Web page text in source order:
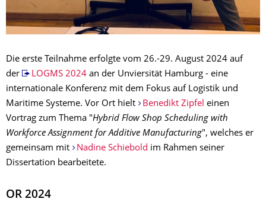
Die erste Teilnahme erfolgte vom 26.-29. August 2024 auf
der
LOGMS 2024an der Unviersität Hamburg - eine
internationale Konferenz mit dem Fokus auf Logistik und
Maritime Systeme. Vor Ort hielt
Benedikt Zipfel einen
Vortrag zum Thema "Hybrid Flow Shop Scheduling with
Workforce Assignment for Additive Manufacturing", welches er
gemeinsam mit
Nadine Schiebold im Rahmen seiner
Dissertation bearbeitete.
OR 2024